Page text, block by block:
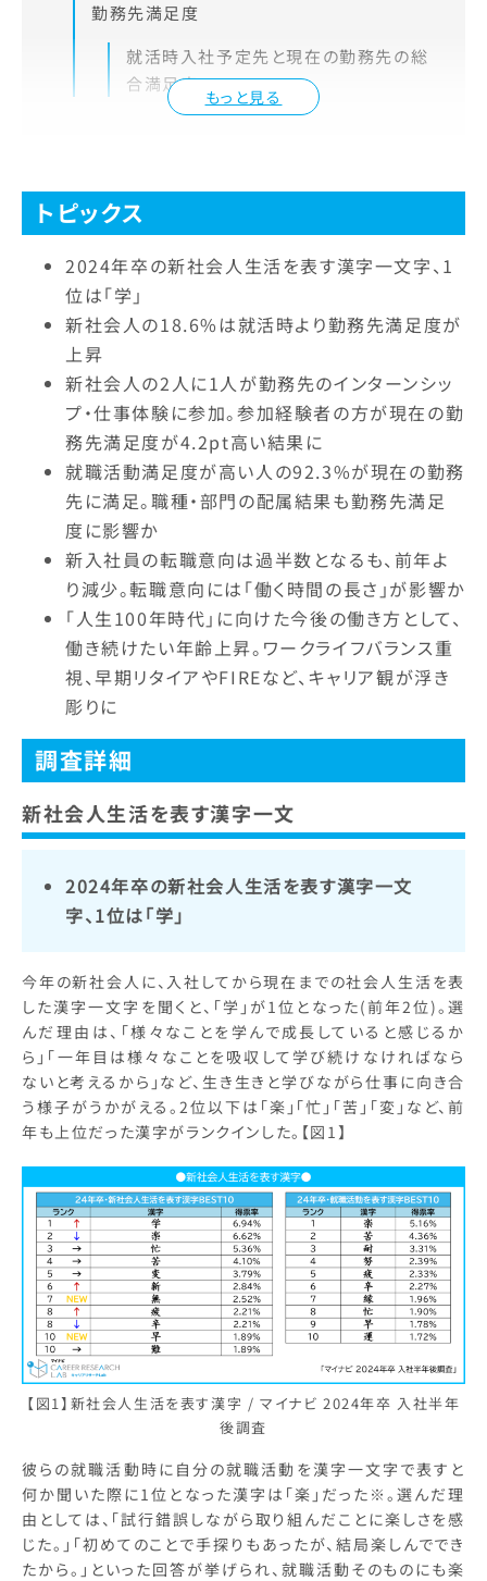
もっと見る
勤務先満足度
就活時入社予定先と現在の勤務先の総
合満足度
トピックス
2024年卒の新社会人生活を表す漢字一文字、1
位は「学」
新社会人の18.6%は就活時より勤務先満足度が
上昇
新社会人の2人に1人が勤務先のインターンシッ
プ・仕事体験に参加。参加経験者の方が現在の勤
務先満足度が4.2pt高い結果に
就職活動満足度が高い人の92.3%が現在の勤務
先に満足。職種・部門の配属結果も勤務先満足
度に影響か
新入社員の転職意向は過半数となるも、前年よ
り減少。転職意向には「働く時間の長さ」が影響か
「人生100年時代」に向けた今後の働き方として、
働き続けたい年齢上昇。ワークライフバランス重
視、早期リタイアやFIREなど、キャリア観が浮き
彫りに
調査詳細
新社会人生活を表す漢字一文
2024年卒の新社会人生活を表す漢字一文
字、1位は「学」
今年の新社会人に、入社してから現在までの社会人生活を表
した漢字一文字を聞くと、「学」が1位となった(前年2位)。選
んだ理由は、「様々なことを学んで成長していると感じるか
ら」「一年目は様々なことを吸収して学び続けなければなら
ないと考えるから」など、生き生きと学びながら仕事に向き合
う様子がうかがえる。2位以下は「楽」「忙」「苦」「変」など、前
年も上位だった漢字がランクインした。【図1】
【図1】新社会人生活を表す漢字 / マイナビ 2024年卒 入社半年
後調査
彼らの就職活動時に自分の就職活動を漢字一文字で表すと
何か聞いた際に1位となった漢字は「楽」だった※。選んだ理
由としては、「試行錯誤しながら取り組んだことに楽しさを感
じた。」「初めてのことで手探りもあったが、結局楽しんででき
たから。」といった回答が挙げられ、就職活動そのものにも楽